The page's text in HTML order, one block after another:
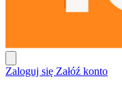
Zaloguj się Załóź konto